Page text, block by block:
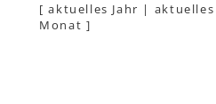
[aktuelles Jahr |
Monat ]